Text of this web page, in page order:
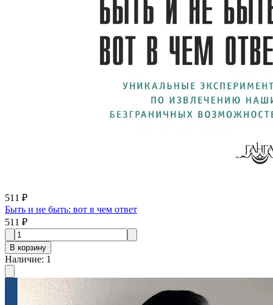
511 ₽
Быть и не быть: вот в чем ответ
511 ₽
В корзину
Наличие: 1